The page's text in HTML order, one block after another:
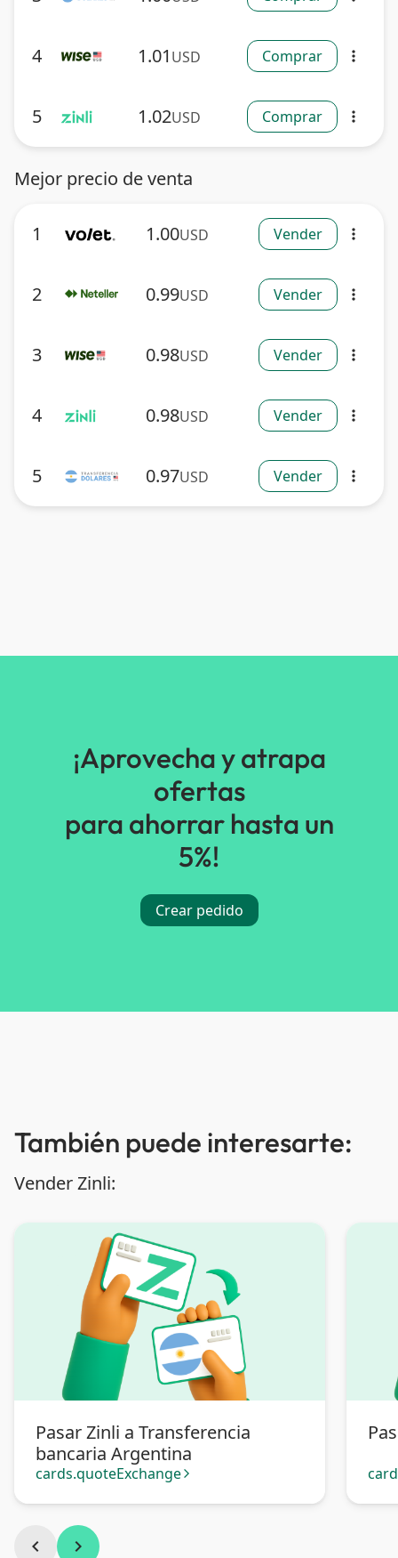
4 1.01 USD Comprar more_vert
5 1.02USD Comprar more_vert
Mejor precio de venta
1 1.00USD Vender more_vert
2 0.99USD Vender more_vert
3 0.98USD Vender more_vert
4 0.98USD Vender more_vert
5 0.97USD Vender more_vert
¡Aprovecha y atrapa
ofertas
para ahorrar hasta un
5%!
Crear pedido
También puede interesarte:
Vender Zinli:
Pasar Zinli a Transferencia
bancaria Argentina
cards.quoteExchange arrow_forward_ios
chevron_left chevron_right